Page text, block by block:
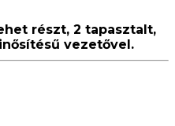
részt, 2 tapasztalt,
vezetővel.